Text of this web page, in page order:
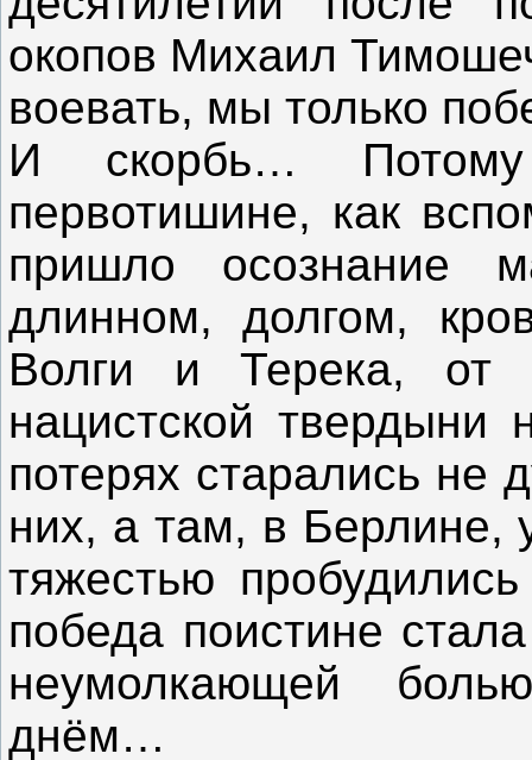
окопов Михаил
воевать, мы только
И скорбь…
первотишине, как
пришло осознание
длинном, долгом,
Волги и Терека, от
нацистской
потерях старались не
них, а там, в Берлине,
тяжестью
победа поистине
неумолкающей
днём…